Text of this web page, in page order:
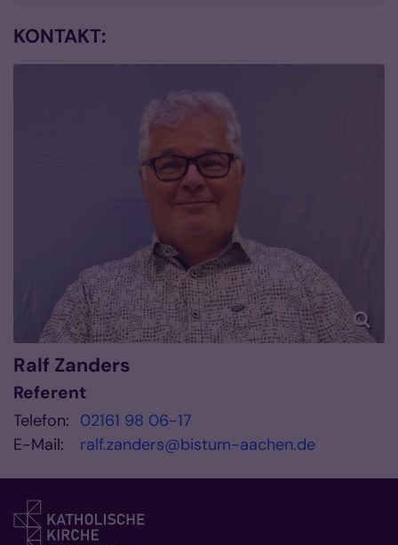
KONTAKT:
Ralf Zanders
Referent
Telefon: 02161 98 06-17
E-Mail:
ralf.zanders@bistum-aachen.de